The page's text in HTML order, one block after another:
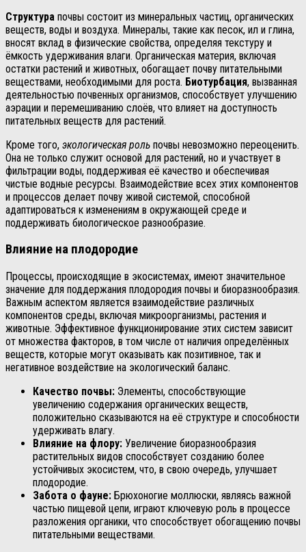
Структура почвы состоит из минеральных частиц, органических
веществ, воды и воздуха. Минералы, такие как песок, ил и глина,
вносят вклад в физические свойства, определяя текстуру и
ёмкость удерживания влаги. Органическая материя, включая
остатки растений и животных, обогащает почву питательными
веществами, необходимыми для роста. Биотурбация, вызванная
деятельностью почвенных организмов, способствует улучшению
аэрации и перемешиванию слоёв, что влияет на доступность
питательных веществ для растений.
Кроме того, экологическая роль почвы невозможно переоценить.
Она не только служит основой для растений, но и участвует в
фильтрации воды, поддерживая её качество и обеспечивая
чистые водные ресурсы. Взаимодействие всех этих компонентов
и процессов делает почву живой системой, способной
адаптироваться к изменениям в окружающей среде и
поддерживать биологическое разнообразие.
Влияние на плодородие
Процессы, происходящие в экосистемах, имеют значительное
значение для поддержания плодородия почвы и биоразнообразия.
Важным аспектом является взаимодействие различных
компонентов среды, включая микроорганизмы, растения и
животные. Эффективное функционирование этих систем зависит
от множества факторов, в том числе от наличия определённых
веществ, которые могут оказывать как позитивное, так и
негативное воздействие на экологический баланс.
Качество почвы: Элементы, способствующие
увеличению содержания органических веществ,
положительно сказываются на её структуре и способности
удерживать влагу.
Влияние на флору: Увеличение биоразнообразия
растительных видов способствует созданию более
устойчивых экосистем, что, в свою очередь, улучшает
плодородие.
Забота о фауне: Брюхоногие моллюски, являясь важной
частью пищевой цепи, играют ключевую роль в процессе
разложения органики, что способствует обогащению почвы
питательными веществами.